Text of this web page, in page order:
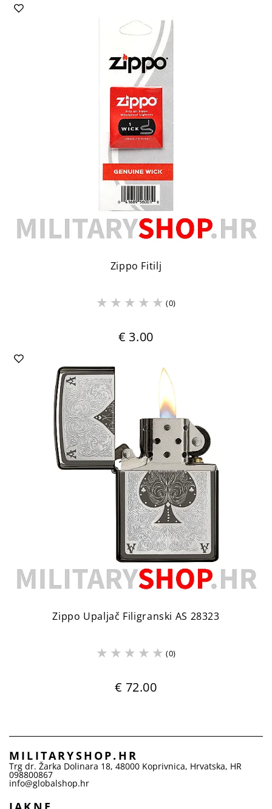
Zippo Fitilj
(0)
€ 3.00
Zippo Upaljač Filigranski AS 28323
(0)
€ 72.00
MILITARYSHOP.HR
Trg dr. Žarka Dolinara 18, 48000 Koprivnica, Hrvatska, HR
098800867
info@globalshop.hr